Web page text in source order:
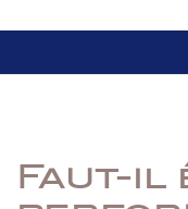
Faut-il